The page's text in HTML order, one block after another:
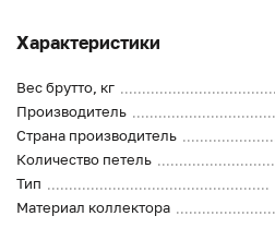
Характеристики
Вес брутто, кг
Производитель
Страна производитель
Количество петель
Тип
Материал коллектора